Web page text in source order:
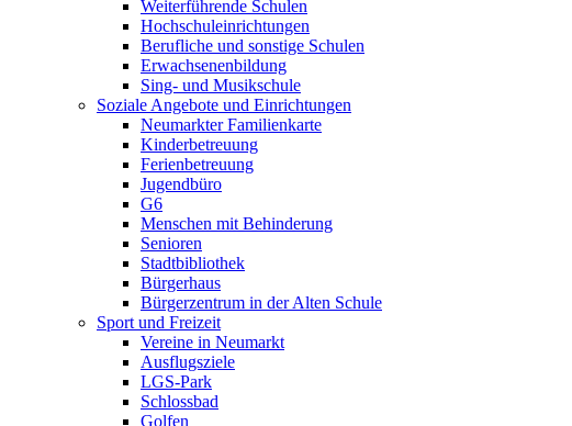
Weiterführende Schulen
Hochschuleinrichtungen
Berufliche und sonstige Schulen
Erwachsenenbildung
Sing- und Musikschule
Soziale Angebote und Einrichtungen
Neumarkter Familienkarte
Kinderbetreuung
Ferienbetreuung
Jugendbüro
G6
Menschen mit Behinderung
Senioren
Stadtbibliothek
Bürgerhaus
Bürgerzentrum in der Alten Schule
Sport und Freizeit
Vereine in Neumarkt
Ausflugsziele
LGS-Park
Schlossbad
Golfen